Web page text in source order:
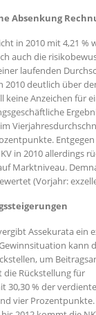
Absenkung
in 2010 mit 4,21 %
auch die
laufenden
2010 deutlich über
keine Anzeichen für
in 2010 allerdings
Marktniveau.
(Vorjahr:
Assekurata ein
kann
um
Rückstellung für
30,30 % der
vier Prozentpunkte.